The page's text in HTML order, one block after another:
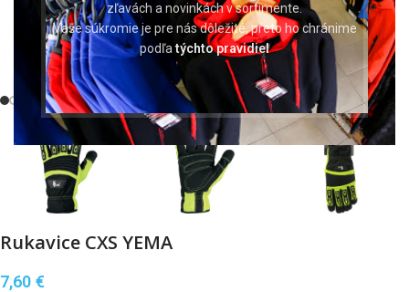
zľavách a novinkách v sortimente.
Vaše súkromie je pre nás dôležité, preto ho chránime
podľatýchto pravidiel
Klikni pre zväčšenie
Rukavice CXS YEMA
7,60 €